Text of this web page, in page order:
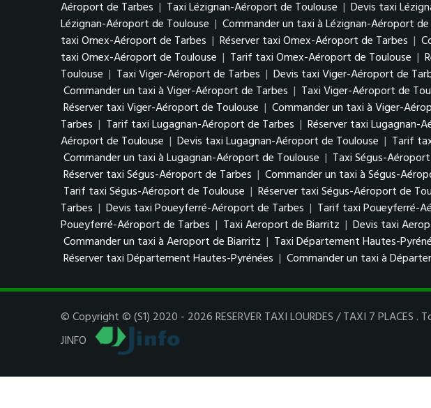
Aéroport de Tarbes | Taxi Lézignan-Aéroport de Toulouse | Devis taxi
Lézignan-Aéroport de Toulouse | Commander un taxi à Lézignan-Aéroport
taxi Omex-Aéroport de Tarbes | Réserver taxi Omex-Aéroport de Tarbes |
taxi Omex-Aéroport de Toulouse | Tarif taxi Omex-Aéroport de Toulouse |
Toulouse | Taxi Viger-Aéroport de Tarbes | Devis taxi Viger-Aéroport de
Commander un taxi à Viger-Aéroport de Tarbes | Taxi Viger-Aéroport de
Réserver taxi Viger-Aéroport de Toulouse | Commander un taxi à Viger-
Tarbes | Tarif taxi Lugagnan-Aéroport de Tarbes | Réserver taxi Lugagnan-
Aéroport de Toulouse | Devis taxi Lugagnan-Aéroport de Toulouse | Tarif
Commander un taxi à Lugagnan-Aéroport de Toulouse | Taxi Ségus-
Réserver taxi Ségus-Aéroport de Tarbes | Commander un taxi à Ségus-
Tarif taxi Ségus-Aéroport de Toulouse | Réserver taxi Ségus-Aéroport de
Tarbes | Devis taxi Poueyferré-Aéroport de Tarbes | Tarif taxi Poueyferré-
Poueyferré-Aéroport de Tarbes | Taxi Aeroport de Biarritz | Devis taxi
Commander un taxi à Aeroport de Biarritz | Taxi Département Hautes-
Réserver taxi Département Hautes-Pyrénées | Commander un taxi à
© Copyright © (S1) 2020 - 2026 RESERVER TAXI LOURDES / TAXI 7 PLACES .
JINFO